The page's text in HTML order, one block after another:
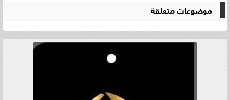
موضوعات متعلقة